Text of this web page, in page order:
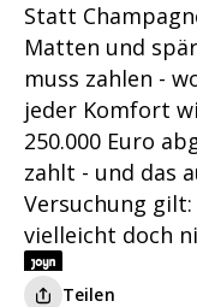
Statt
Matten und
muss zahlen -
jeder Komfort
250.000 Euro
zahlt - und das
Versuchung
vielleicht doch
Teilen